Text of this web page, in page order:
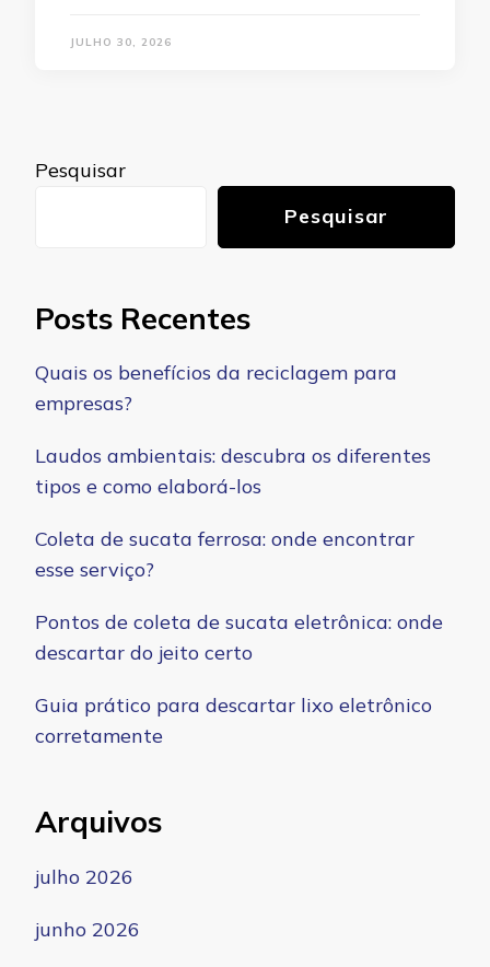
JULHO 30, 2026
Pesquisar
Pesquisar
Posts Recentes
Quais os benefícios da reciclagem para
empresas?
Laudos ambientais: descubra os diferentes
tipos e como elaborá-los
Coleta de sucata ferrosa: onde encontrar
esse serviço?
Pontos de coleta de sucata eletrônica: onde
descartar do jeito certo
Guia prático para descartar lixo eletrônico
corretamente
Arquivos
julho 2026
junho 2026